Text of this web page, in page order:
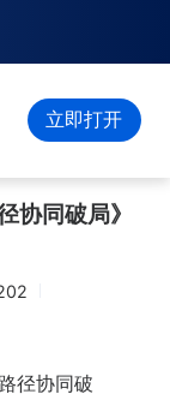
立即打开
协同破局》
径协同破